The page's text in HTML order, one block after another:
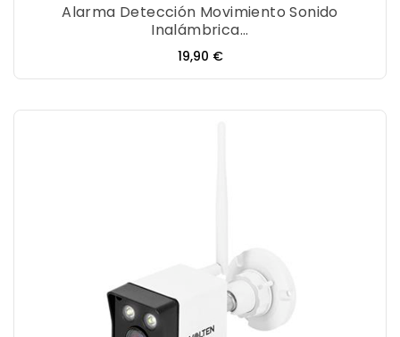
Alarma Detección Movimiento Sonido
Inalámbrica...
Precio
19,90 €